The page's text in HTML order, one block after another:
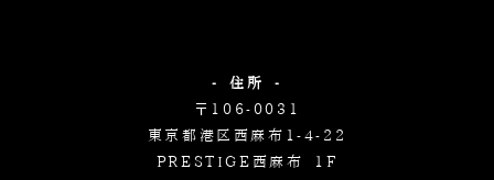
- 住所 -
〒106-0031
東京都港区西麻布1-4-22
PRESTIGE西麻布 1F